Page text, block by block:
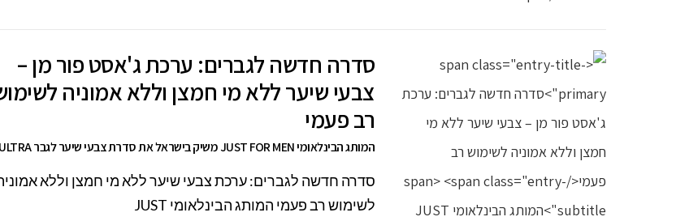
סדרה חדשה לגברים: ערכת ג'אסט פור מן –
צבעי שיער ללא מי חמצן וללא אמוניה
רב פעמי
המותג הבינלאומי JUST FOR MEN משיק בישראל את סדרת צבעי שיער לגבר ULTRA
סדרה חדשה לגברים: ערכת צבעי שיער ללא מי חמצן וללא
לשימוש רב פעמי המותג הבינלאומי JUST